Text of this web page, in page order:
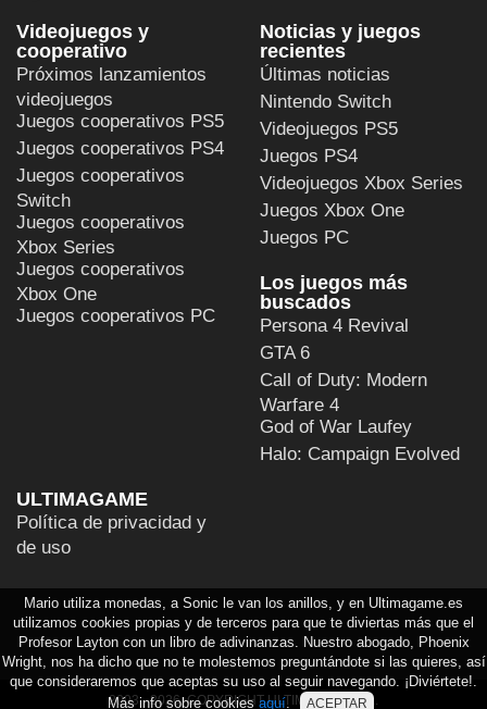
Videojuegos y
cooperativo
Próximos lanzamientos
videojuegos
Juegos cooperativos PS5
Juegos cooperativos PS4
Juegos cooperativos
Switch
Juegos cooperativos
Xbox Series
Juegos cooperativos
Xbox One
Juegos cooperativos PC
Noticias y juegos
recientes
Últimas noticias
Nintendo Switch
Videojuegos PS5
Juegos PS4
Videojuegos Xbox Series
Juegos Xbox One
Juegos PC
Los juegos más
buscados
Persona 4 Revival
GTA 6
Call of Duty: Modern
Warfare 4
God of War Laufey
Halo: Campaign Evolved
ULTIMAGAME
Política de privacidad y
de uso
2003 - 2026, COPYRIGHT ULTIMAGAME S.L.
Mario utiliza monedas, a Sonic le van los anillos, y en Ultimagame.es
utilizamos cookies propias y de terceros para que te diviertas más que el
Profesor Layton con un libro de adivinanzas. Nuestro abogado, Phoenix
Wright, nos ha dicho que no te molestemos preguntándote si las quieres, así
que consideraremos que aceptas su uso al seguir navegando. ¡Diviértete!.
Más info sobre cookies aquí. ACEPTAR